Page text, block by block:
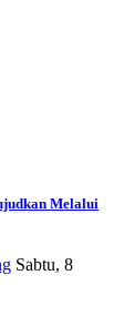
Melalui
Sabtu, 8